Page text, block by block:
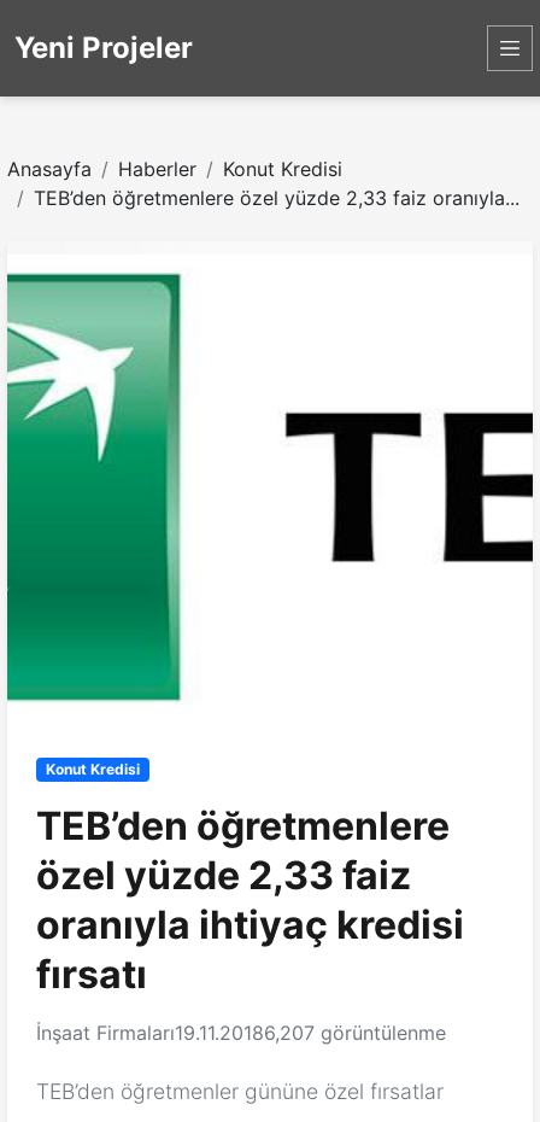
Yeni Projeler
Anasayfa Haberler
Konut Kredisi
TEB’den öğretmenlere özel yüzde 2,33 faiz oranıyla...
Konut Kredisi
TEB’den öğretmenlere
özel yüzde 2,33 faiz
oranıyla ihtiyaç kredisi
fırsatı
İnşaat Firmaları19.11.20186,207 görüntülenme
TEB’den öğretmenler gününe özel fırsatlar